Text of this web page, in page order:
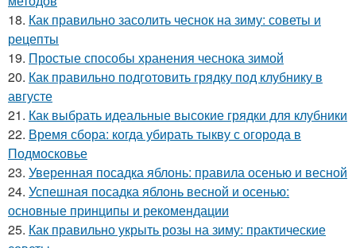
18. Как правильно засолить чеснок на зиму: советы и
рецепты
19. Простые способы хранения чеснока зимой
20. Как правильно подготовить грядку под клубнику в
августе
21. Как выбрать идеальные высокие грядки для клубники
22. Время сбора: когда убирать тыкву с огорода в
Подмосковье
23. Уверенная посадка яблонь: правила осенью и весной
24. Успешная посадка яблонь весной и осенью:
основные принципы и рекомендации
25. Как правильно укрыть розы на зиму: практические